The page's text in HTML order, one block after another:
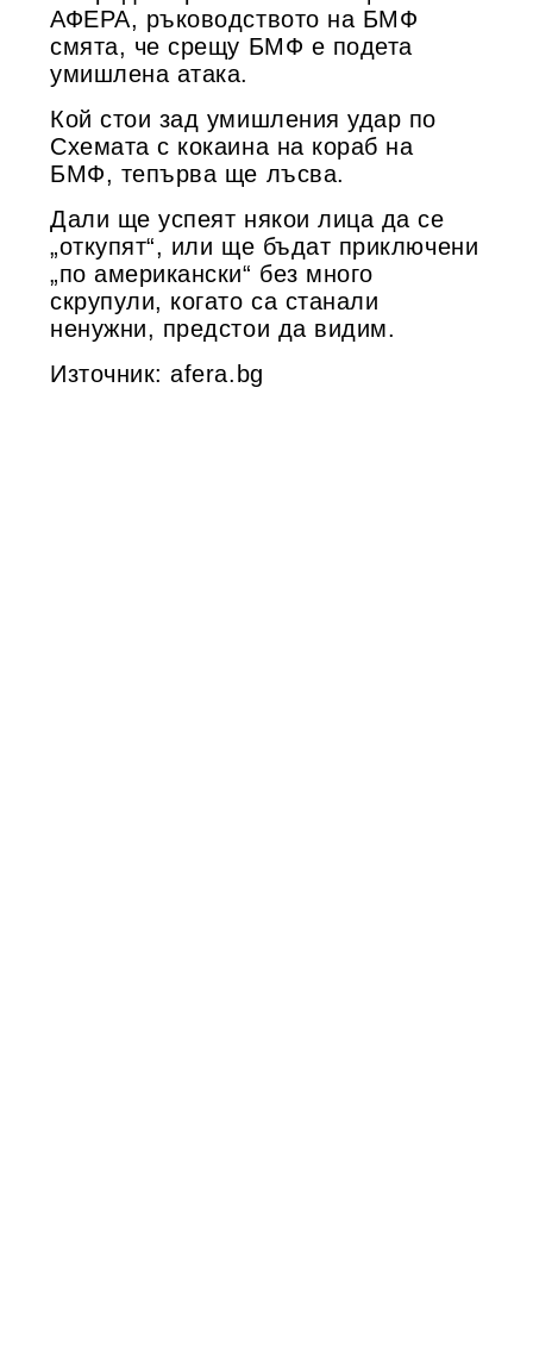
АФЕРА, ръководството на БМФ
смята, че срещу БМФ е подета
умишлена атака.
Кой стои зад умишления удар по
Схемата с кокаина на кораб на
БМФ, тепърва ще лъсва.
Дали ще успеят някои лица да се
„откупят“, или ще бъдат приключени
„по американски“ без много
скрупули, когато са станали
ненужни, предстои да видим.
Източник: afera.bg